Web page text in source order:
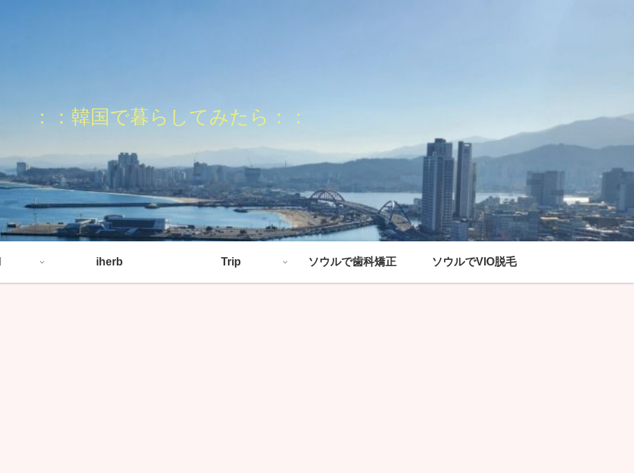
：：韓国で暮らしてみたら：：
iherb Trip ソウルで歯科矯正 ソウルでVIO脱毛